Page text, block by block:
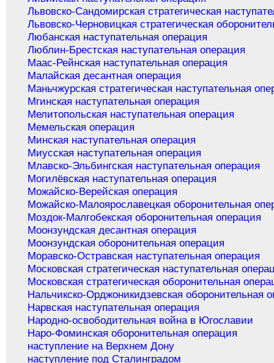
Львовско-Сандомирская стратегическая
Львовско-Черновицкая стратегическая
Любанская наступательная операция
Люблин-Брестская наступательная операция
Маас-Рейнская наступательная операция
Малайская десантная операция
Маньчжурская стратегическая наступательная
Мгинская наступательная операция
Мелитопольская наступательная операция
Мемельская операция
Минская наступательная операция
Миусская наступательная операция
Млавско-Эльбингская наступательная операция
Могилёвская наступательная операция
Можайско-Верейская операция
Можайско-Малоярославецкая оборонительная
Моздок-Малгобекская оборонительная операция
Моонзундская десантная операция
Моонзундская оборонительная операция
Моравско-Остравская наступательная операция
Московская стратегическая наступательная
Московская стратегическая оборонительная
Нальчикско-Орджоникидзевская оборонительная
Нарвская наступательная операция
Народно-освободительная война в Югославии
Наро-Фоминская оборонительная операция
наступление на Верхнем Дону
наступление под Сталинградом